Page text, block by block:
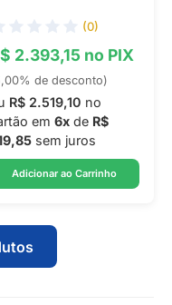
(0)
2.393,15 no PIX
de desconto)
R$ 2.519,10 no
em 6x de R$
sem juros
Adicionar ao Carrinho